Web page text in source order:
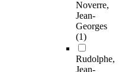
Noverre,
Jean-
Georges
(1)
Rudolphe,
Jean-